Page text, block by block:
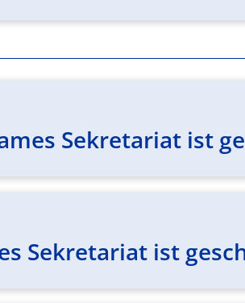
Sekretariat ist
Sekretariat ist